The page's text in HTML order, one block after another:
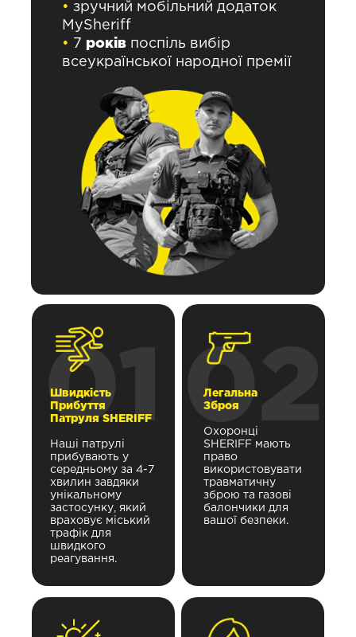
• зручний мобільний додаток
MySheriff
•
7 років поспіль вибір
всеукраїнської народної премії
01
Швидкість
Прибуття
Патруля SHERIFF
Наші патрулі
прибувають у
середньому за 4-7
хвилин завдяки
унікальному
застосунку, який
враховує міський
трафік для
швидкого
реагування.
02
Легальна
Зброя
Охоронці
SHERIFF мають
право
використовувати
травматичну
зброю та газові
балончики для
вашої безпеки.